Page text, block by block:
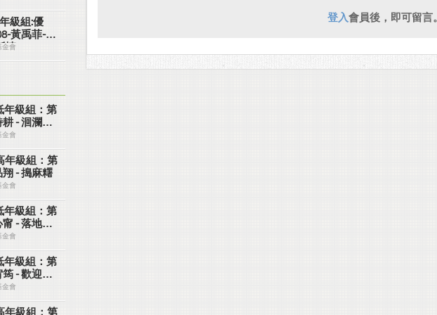
登入會員後，即可留言
級組:優
黃禹菲-山
情
金會
年級組：第
耕 - 洄瀾波
D01
金會
年級組：第
翔 - 搗麻糬
金會
年級組：第
- 落地生
D03
金會
年級組：第
- 歡迎來
金會
年級組：第